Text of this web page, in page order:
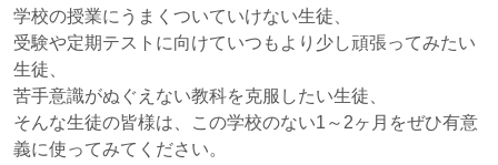
学校の授業にうまくついていけない生徒、
受験や定期テストに向けていつもより少し頑張ってみたい
生徒、
苦手意識がぬぐえない教科を克服したい生徒、
そんな生徒の皆様は、この学校のない1～2ヶ月をぜひ有意
義に使ってみてください。